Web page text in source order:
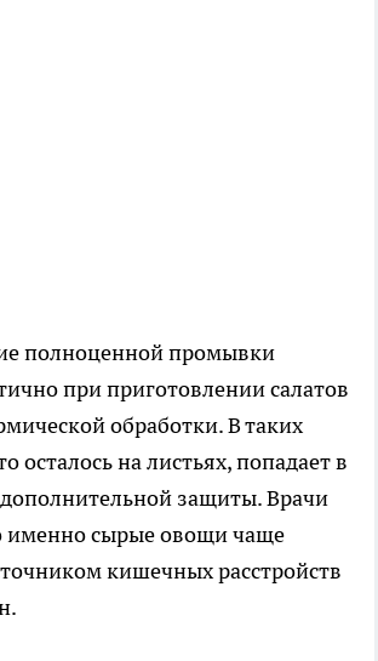
полноценной промывки
при приготовлении салатов
обработки. В таких
осталось на листьях, попадает в
защиты. Врачи
именно сырые овощи чаще
кишечных расстройств